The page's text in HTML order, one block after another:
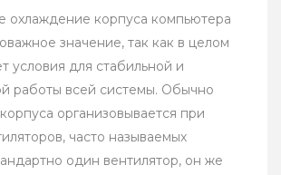
охлаждение корпуса компьютера
значение, так как в целом
условия для стабильной и
работы всей системы. Обычно
организовывается при
часто называемых
один вентилятор, он же